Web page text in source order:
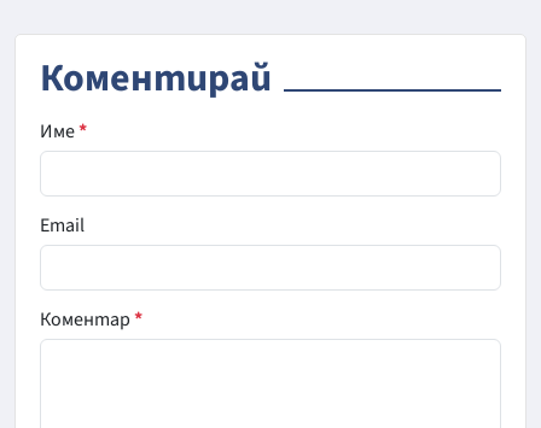
Коментирай
Име*
Email
Коментар*